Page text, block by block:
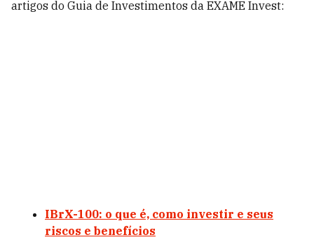
artigos do Guia de Investimentos da EXAME Invest:
IBrX-100: o que é, como investir e seus
riscos e benefícios